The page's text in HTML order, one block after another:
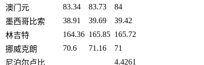
澳门元
83.34 83.73
84
墨西哥比索
38.91 39.69
39.42
林吉特
164.36 165.85 165.72
挪威克朗
70.6 71.16
71
尼泊尔卢比
4.4261